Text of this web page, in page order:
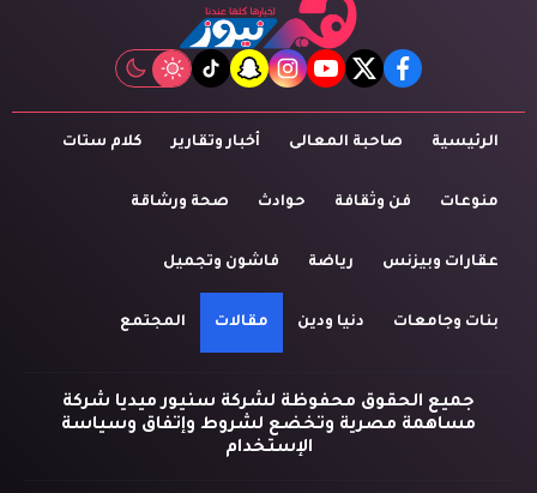
facebook
twitter
youtube
instagram
snapchat
tiktok
الرئيسية صاحبة المعالى أخبار وتقارير كلام ستات
منوعات فن وثقافة حوادث صحة ورشاقة
عقارات وبيزنس رياضة فاشون وتجميل
بنات وجامعات دنيا ودين مقالات المجتمع
جميع الحقوق محفوظة لشركة سنيور ميديا شركة
مساهمة مصرية وتخضع لشروط وإتفاق وسياسة
الإستخدام